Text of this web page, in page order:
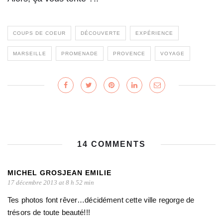
COUPS DE COEUR DÉCOUVERTE EXPÉRIENCE
MARSEILLE PROMENADE PROVENCE VOYAGE
14 COMMENTS
MICHEL GROSJEAN EMILIE
17 décembre 2013 at 8 h 52 min
Tes photos font rêver…décidément cette ville regorge de
trésors de toute beauté!!!